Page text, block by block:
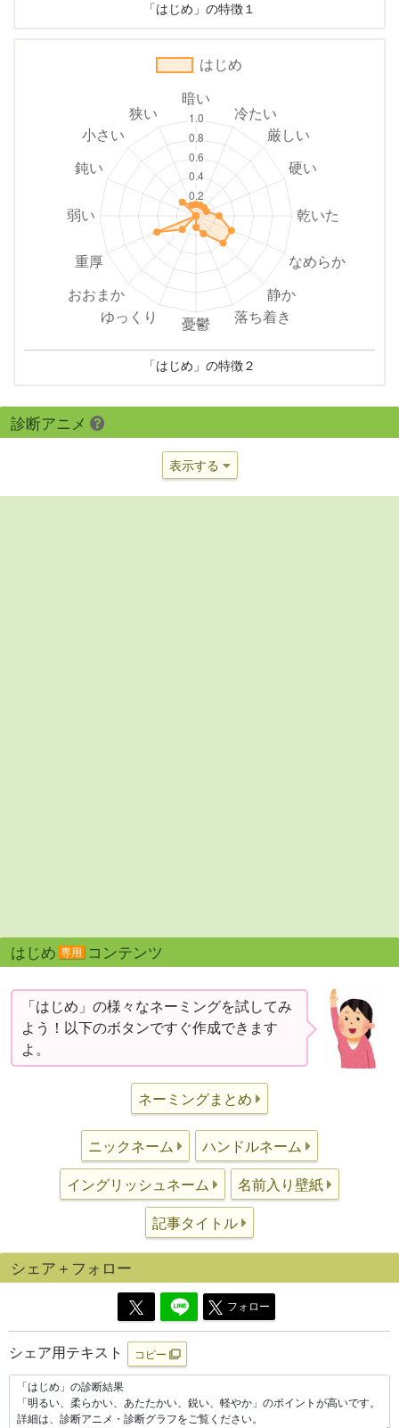
「はじめ」の特徴１
「はじめ」の特徴２
診断アニメ
表示する
はじめ 専用 コンテンツ
「はじめ」の様々なネーミングを試してみ
よう！以下のボタンですぐ作成できます
よ。
ネーミングまとめ
ニックネーム ハンドルネーム
イングリッシュネーム 名前入り壁紙
記事タイトル
シェア＋フォロー
フォロー
シェア用テキスト コピー